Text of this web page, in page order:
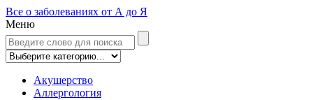
Все о заболеваниях от А до Я
Меню
Акушерство
Аллергология